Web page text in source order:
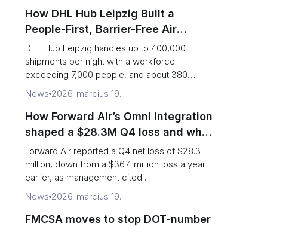
How DHL Hub Leipzig Built a
People-First, Barrier-Free Air
Network
DHL Hub Leipzig handles up to 400,000
shipments per night with a workforce
exceeding 7,000 people, and about 380
colleag...
News 2026. március 19.
How Forward Air’s Omni integration
shaped a $28.3M Q4 loss and what
shippers should watch
Forward Air reported a Q4 net loss of $28.3
million, down from a $36.4 million loss a year
earlier, as management cited ...
News 2026. március 19.
FMCSA moves to stop DOT-number